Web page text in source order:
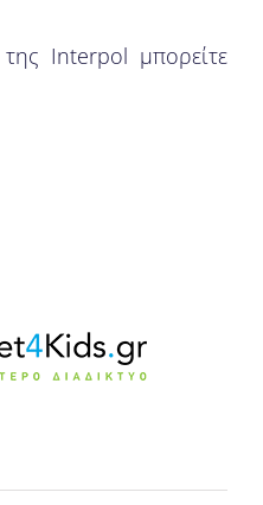
Interpol μπορείτε